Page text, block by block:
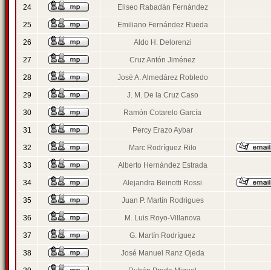
24 Eliseo Rabadán Fernández
25 Emiliano Fernández Rueda
26 Aldo H. Delorenzi
27 Cruz Antón Jiménez
28 José A. Almedárez Robledo
29 J. M. De la Cruz Caso
30 Ramón Cotarelo García
31 Percy Erazo Aybar
32 Marc Rodríguez Rilo
33 Alberto Hernández Estrada
34 Alejandra Beinotti Rossi
35 Juan P. Martín Rodrigues
36 M. Luis Royo-Villanova
37 G. Martín Rodríguez
38 José Manuel Ranz Ojeda